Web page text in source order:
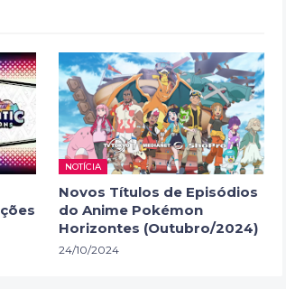
NOTÍCIA
Novos Títulos de Episódios
do Anime Pokémon
Horizontes (Outubro/2024)
24/10/2024